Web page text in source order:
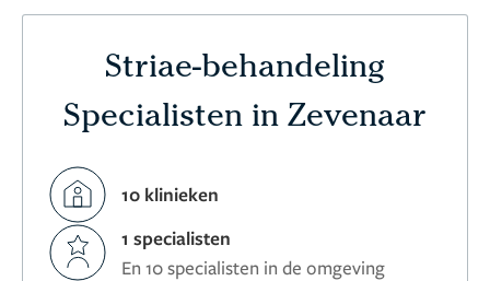
Striae-behandeling
Specialisten in Zevenaar
10 klinieken
1 specialisten
En 10 specialisten in de omgeving